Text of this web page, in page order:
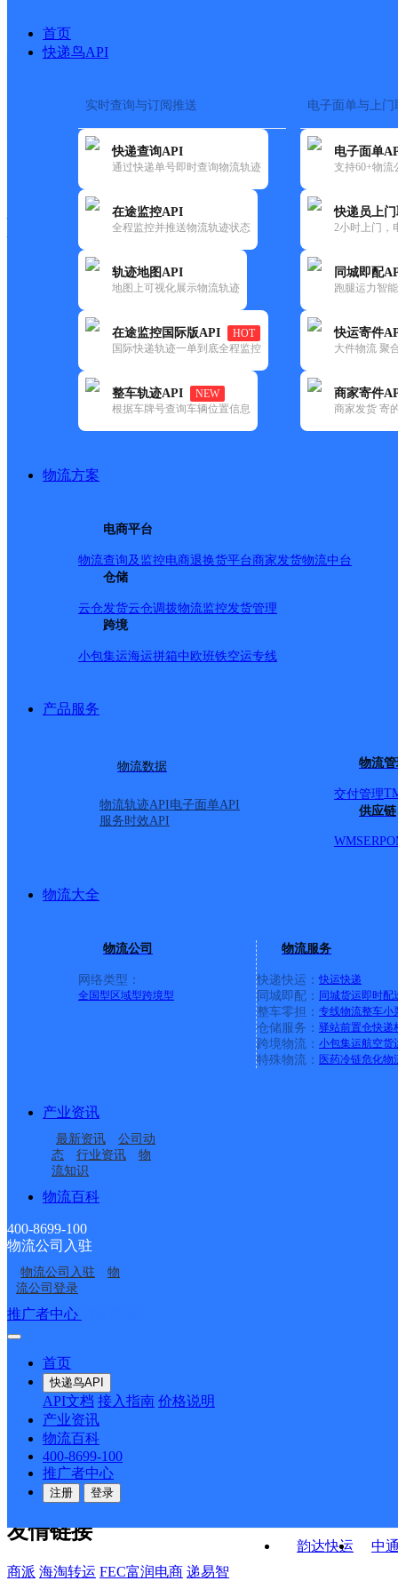
首页
快递鸟API
实时查询与订阅推送
快递查询API
通过快递单号即时查询物流轨迹
在途监控API
全程监控并推送物流轨迹状态
轨迹地图API
地图上可视化展示物流轨迹
在途监控国际版API
HOT
国际快递轨迹一单到底全程监控
整车轨迹API
NEW
根据车牌号查询车辆位置信息
电子面单与上门
电子面单
支持60+物流
快递员上
2小时上门，
同城即配
跑腿运力智
快运寄件
大件物流 聚
商家寄件
商家发货 寄
物流方案
电商平台
物流查询及监控电商退换货平台商家发货物流中台
仓储
云仓发货云仓调拨物流监控发货管理
跨境
小包集运海运拼箱中欧班铁空运专线
产品服务
物流数据
物流轨迹API电子面单API
服务时效API
物流
交付管理
供应链
WMSERP
物流大全
物流公司
网络类型：
全国型 区域型跨境型
物流服务
快递快运： 快运快递
同城即配： 同城货运即时配
整车零担： 专线物流整车小
仓储服务： 驿站前置仓快递
跨境物流： 小包集运航空货
特殊物流： 医药冷链危化物
产业资讯
最新资讯
公司动
态
行业资讯
物
流知识
物流百科
400-8699-100
物流公司入驻
物流公司入驻
物
流公司登录
推广者中心
首页
快递鸟API
API文档 接入指南 价格说明
产业资讯
物流百科
400-8699-100
推广者中心
注册 登录
快运大全 快递时效
邮政
云岭邮政所
更新时间：2021-12-03 00:00:00
所属快递：邮政国内
所属区域：云南省-迪庆藏族自治州-德钦县
网点地址：德钦县云岭邮政所
网点负责人：
中国邮政集团有限公司新疆维吾尔自治区叶城县
云南德钦县公司
德钦县奔子栏镇合作点
ID15665
德钦县霞若乡合作点
ID15656
拖顶邮政所
羊拉邮政所
霞若邮政所
韵达快运
中
接口API
API接口 DEMO下载
关于我们
公司介绍 企业动态
合作伙伴 快递鸟接口服务协议
户隐私政策
友情链接
商派 海淘转运 FEC富润电商 递易智